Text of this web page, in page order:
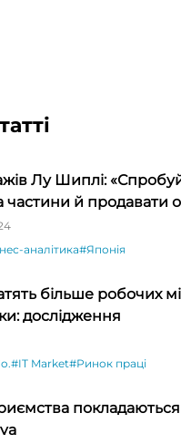
Лу Шиплі:
частини й продавати
аналітика#Японія
більше робочих
дослідження
#IT Market#Ринок праці